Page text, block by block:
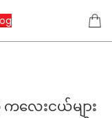
ကလေးငယ်များ